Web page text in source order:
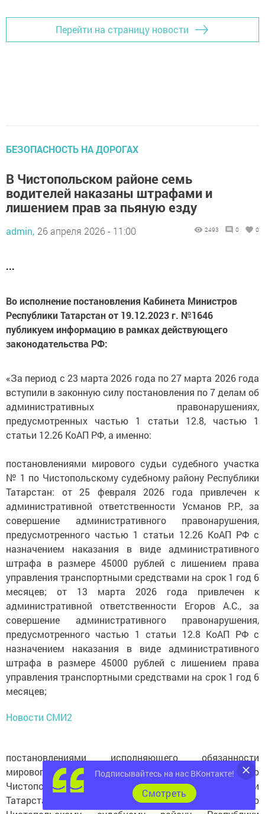
Перейти на страницу новости
БЕЗОПАСНОСТЬ НА ДОРОГАХ
В Чистопольском районе семь
водителей наказаны штрафами и
лишением прав за пьяную езду
admin, 26 апреля 2026 - 11:00 2493 0 0
...
Во исполнение постановления Кабинета Министров
Республики Татарстан от 19.12.2023 г. №1646
публикуем информацию в рамках действующего
законодательства РФ:
«За период с 23 марта 2026 года по 27 марта 2026 года
вступили в законную силу постановления по 7 делам об
административных правонарушениях,
предусмотренных частью 1 статьи 12.8, частью 1
статьи 12.26 КоАП РФ, а именно:
постановлениями мирового судьи судебного участка
№ 1 по Чистопольскому судебному району Республики
Татарстан: от 25 февраля 2026 года привлечен к
административной ответственности Усманов Р.Р., за
совершение административного правонарушения,
предусмотренного частью 1 статьи 12.26 КоАП РФ с
назначением наказания в виде административного
штрафа в размере 45000 рублей с лишением права
управления транспортными средствами на срок 1 год 6
месяцев; от 13 марта 2026 года привлечен к
административной ответственности Егоров А.С., за
совершение административного правонарушения,
предусмотренного частью 1 статьи 12.8 КоАП РФ с
назначением наказания в виде административного
штрафа в размере 45000 рублей с лишением права
управления транспортными средствами на срок 1 год 6
месяцев;
Новости СМИ2
постановлениями исполняющего обязанности
мирового судьи судебного участка № 2 по
Чистопольскому судебному району Республики
Татарстан мирового судьи судебного участка № 3 по
Подписывайтесь на нас ВКонтакте!
Cмотреть